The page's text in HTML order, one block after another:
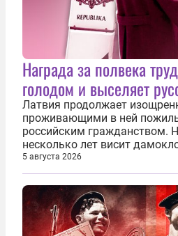
Награда за полвека
голодом и выселяет
Латвия продолжает
проживающими в ней
российским гражданством.
несколько лет висит
насильственного
депортировали, а многие
дожидаясь изгнания из
людей, проваливших...
5 августа 2026